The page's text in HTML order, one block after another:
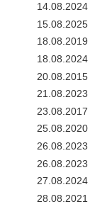
14.08.2024
15.08.2025
18.08.2019
18.08.2024
20.08.2015
21.08.2023
23.08.2017
25.08.2020
26.08.2023
26.08.2023
27.08.2024
28.08.2021